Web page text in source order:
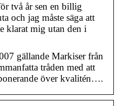
två år sen en billig
och jag måste säga att
klarat mig utan den i
gällande Markiser från
tråden med att
över kvalitén….